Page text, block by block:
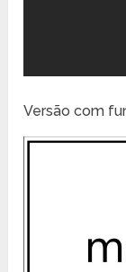
Versão com